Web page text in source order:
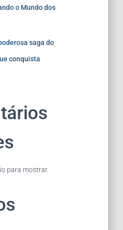
o Mundo dos
saga do
conquista
para mostrar.